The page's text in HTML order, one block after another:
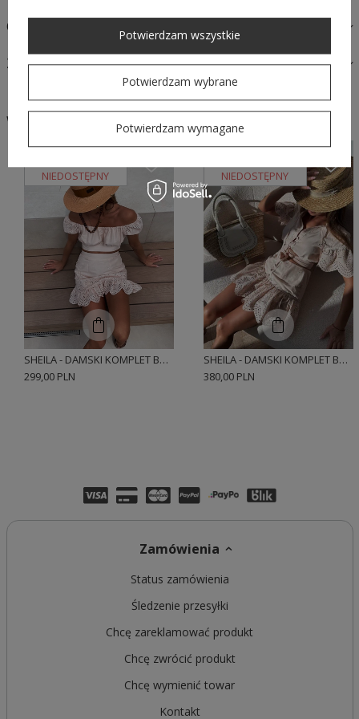
OPINIE
ZAPYTAJ O PRODUKT
W podobnym stylu
NIEDOSTĘPNY
SHEILA - DAMSKI KOMPLET BEŻOWY Z HAFTOWANEJ TKANINY 'STUMBLIN'
299,00 PLN
NIEDOSTĘPNY
SHEILA - DAMSKI KOMPLET BEŻOWY Z BAWEŁNY ZE SPÓDNICZKĄ HAFTOWANY 'BIZZE'
380,00 PLN
Zamówienia
Status zamówienia
Śledzenie przesyłki
Chcę zareklamować produkt
Chcę zwrócić produkt
Chcę wymienić towar
Kontakt
Potwierdzam wybrane
Potwierdzam wymagane
Potwierdzam wszystkie